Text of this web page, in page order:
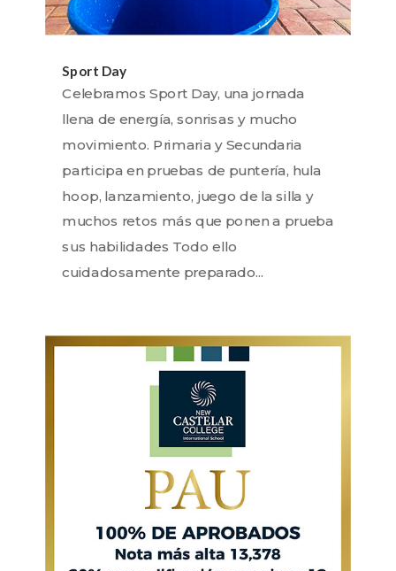
Sport Day
Celebramos Sport Day, una jornada
llena de energía, sonrisas y mucho
movimiento. Primaria y Secundaria
participa en pruebas de puntería, hula
hoop, lanzamiento, juego de la silla y
muchos retos más que ponen a prueba
sus habilidades Todo ello
cuidadosamente preparado...